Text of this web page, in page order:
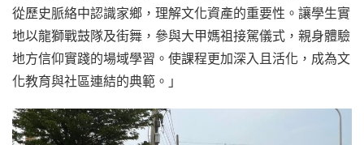
從歷史脈絡中認識家鄉，理解文化資產的重要性。讓學生實
地以龍獅戰鼓隊及街舞，參與大甲媽祖接駕儀式，親身體驗
地方信仰實踐的場域學習。使課程更加深入且活化，成為文
化教育與社區連結的典範。」